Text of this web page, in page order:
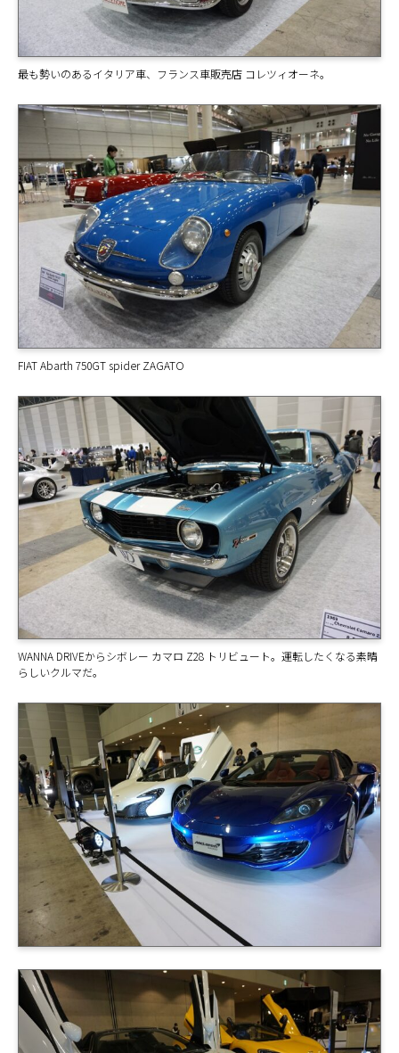
最も勢いのあるイタリア車、フランス車販売店 コレツィオーネ。
FIAT Abarth 750GT spider ZAGATO
WANNA DRIVEからシボレー カマロ Z28 トリビュート。運転したくなる素晴
らしいクルマだ。